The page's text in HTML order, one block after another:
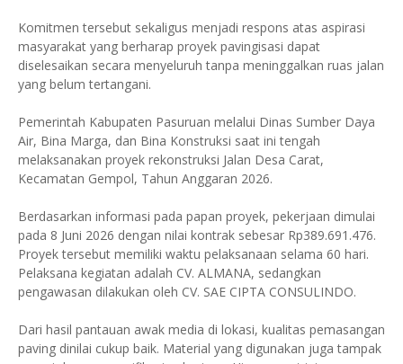
Komitmen tersebut sekaligus menjadi respons atas aspirasi
masyarakat yang berharap proyek pavingisasi dapat
diselesaikan secara menyeluruh tanpa meninggalkan ruas jalan
yang belum tertangani.
Pemerintah Kabupaten Pasuruan melalui Dinas Sumber Daya
Air, Bina Marga, dan Bina Konstruksi saat ini tengah
melaksanakan proyek rekonstruksi Jalan Desa Carat,
Kecamatan Gempol, Tahun Anggaran 2026.
Berdasarkan informasi pada papan proyek, pekerjaan dimulai
pada 8 Juni 2026 dengan nilai kontrak sebesar Rp389.691.476.
Proyek tersebut memiliki waktu pelaksanaan selama 60 hari.
Pelaksana kegiatan adalah CV. ALMANA, sedangkan
pengawasan dilakukan oleh CV. SAE CIPTA CONSULINDO.
Dari hasil pantauan awak media di lokasi, kualitas pemasangan
paving dinilai cukup baik. Material yang digunakan juga tampak